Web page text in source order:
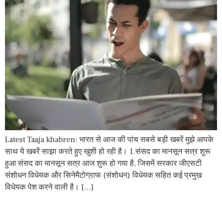
Latest Taaja khabren: भारत से आज की पांच सबसे बड़ी खबरें मुझे आपके
साथ ये खबरें साझा करते हुए खुशी हो रही है। 1.संसद का मानसून सत्र शुरू
हुआ संसद का मानसून सत्र आज शुरू हो गया है, जिसमें सरकार जीएसटी
संशोधन विधेयक और सिनेमैटोग्राफ (संशोधन) विधेयक सहित कई प्रमुख
विधेयक पेश करने वाली है। […]